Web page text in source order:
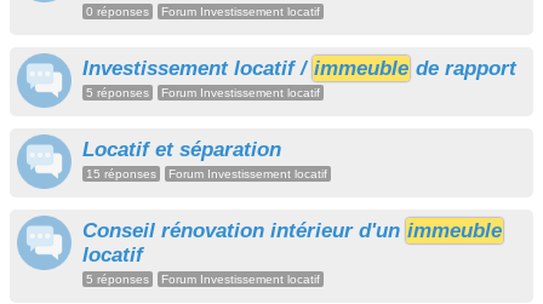
0 réponses Forum Investissement locatif
Investissement locatif / immeuble de rapport
5 réponses Forum Investissement locatif
Locatif et séparation
15 réponses Forum Investissement locatif
Conseil rénovation intérieur d'un immeuble
locatif
5 réponses Forum Investissement locatif